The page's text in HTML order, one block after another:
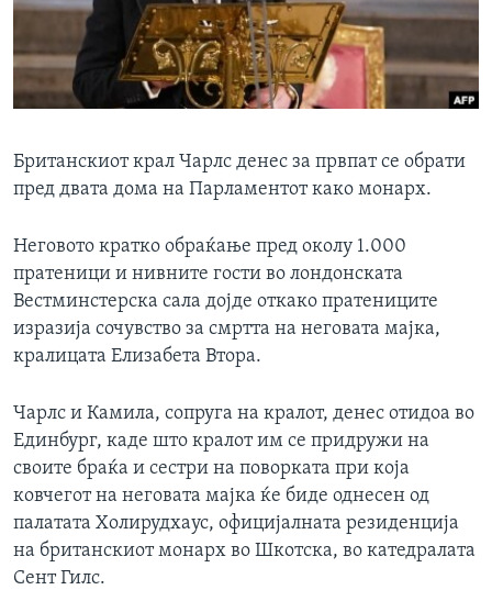
ИНТЕРВЈУА
Јазици
Британскиот крал Чарлс денес за првпат се обрати
пред двата дома на Парламентот како монарх.
Неговото кратко обраќање пред околу 1.000
пратеници и нивните гости во лондонската
Вестминстерска сала дојде откако пратениците
изразија сочувство за смртта на неговата мајка,
кралицата Елизабета Втора.
Чарлс и Камила, сопруга на кралот, денес отидоа во
Единбург, каде што кралот им се придружи на
своите браќа и сестри на поворката при која
ковчегот на неговата мајка ќе биде однесен од
палатата Холирудхаус, официјалната резиденција
на британскиот монарх во Шкотска, во катедралата
Сент Гилс.